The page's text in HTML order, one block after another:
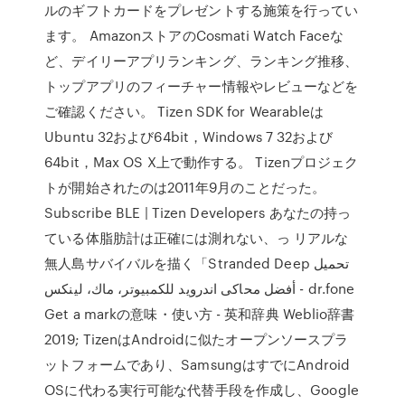
ルのギフトカードをプレゼントする施策を行ってい
ます。 AmazonストアのCosmati Watch Faceな
ど、デイリーアプリランキング、ランキング推移、
トップアプリのフィーチャー情報やレビューなどを
ご確認ください。 Tizen SDK for Wearableは
Ubuntu 32および64bit，Windows 7 32および
64bit，Max OS X上で動作する。 Tizenプロジェク
トが開始されたのは2011年9月のことだった。
Subscribe BLE | Tizen Developers あなたの持っ
ている体脂肪計は正確には測れない、っ リアルな
無人島サバイバルを描く「Stranded Deep تحميل
أفضل محاكى اندرويد للكمبيوتر، ماك، لينكس - dr.fone
Get a markの意味・使い方 - 英和辞典 Weblio辞書
2019; TizenはAndroidに似たオープンソースプラ
ットフォームであり、SamsungはすでにAndroid
OSに代わる実行可能な代替手段を作成し、Google